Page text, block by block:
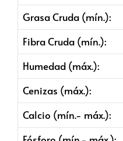
Grasa Cruda (mín.):
Fibra Cruda (mín.):
Humedad (máx.):
Cenizas (máx.):
Calcio (mín.- máx.):